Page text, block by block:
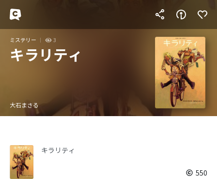
ミステリー 3
キラリティ
大石まさる
キラリティ
550